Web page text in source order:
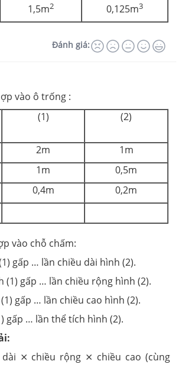
1,5m2 0,125m3
Đánh giá:
vào ô trống :
(1) (2)
2m
1m
1m
0,5m
0,4m
0,2m
vào chỗ chấm:
gấp … lần chiều dài hình (2).
(1) gấp … lần chiều rộng hình (2).
gấp … lần chiều cao hình (2).
gấp … lần thể tích hình (2).
⨯ chiều rộng ⨯ chiều cao (cùng